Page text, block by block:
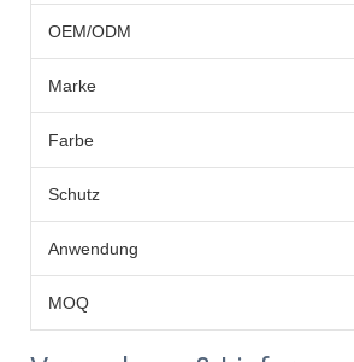
OEM/ODM
Marke
Farbe
Schutz
Anwendung
MOQ